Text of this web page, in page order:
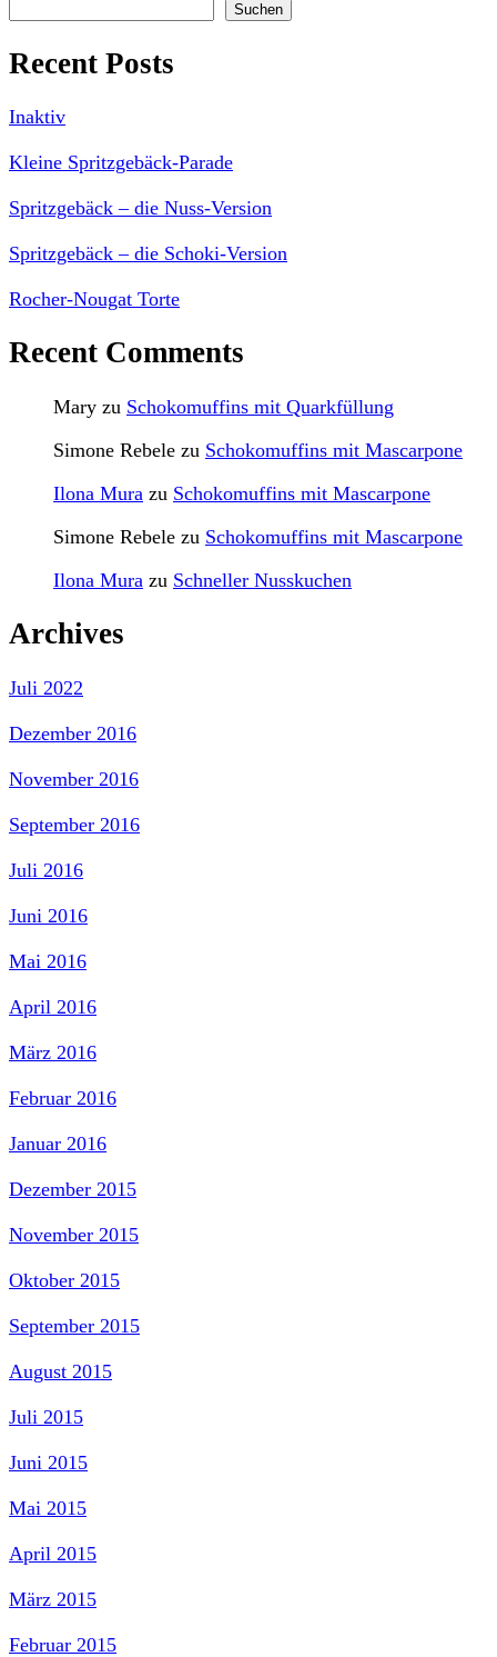
Suchen
Recent Posts
Inaktiv
Kleine Spritzgebäck-Parade
Spritzgebäck – die Nuss-Version
Spritzgebäck – die Schoki-Version
Rocher-Nougat Torte
Recent Comments
Mary zu Schokomuffins mit Quarkfüllung
Simone Rebele zu Schokomuffins mit Mascarpone
Ilona Mura zu Schokomuffins mit Mascarpone
Simone Rebele zu Schokomuffins mit Mascarpone
Ilona Mura zu Schneller Nusskuchen
Archives
Juli 2022
Dezember 2016
November 2016
September 2016
Juli 2016
Juni 2016
Mai 2016
April 2016
März 2016
Februar 2016
Januar 2016
Dezember 2015
November 2015
Oktober 2015
September 2015
August 2015
Juli 2015
Juni 2015
Mai 2015
April 2015
März 2015
Februar 2015